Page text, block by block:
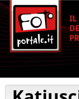
IL